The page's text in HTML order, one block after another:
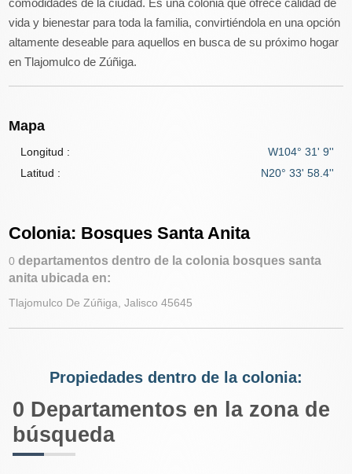
comodidades de la ciudad. Es una colonia que ofrece calidad de
vida y bienestar para toda la familia, convirtiéndola en una opción
altamente deseable para aquellos en busca de su próximo hogar
en Tlajomulco de Zúñiga.
Mapa
Longitud :
W104° 31' 9''
Latitud :
N20° 33' 58.4''
Colonia: Bosques Santa Anita
0 departamentos dentro de la colonia bosques santa
anita ubicada en:
Tlajomulco De Zúñiga, Jalisco 45645
Propiedades dentro de la colonia:
0 Departamentos en la zona de
búsqueda